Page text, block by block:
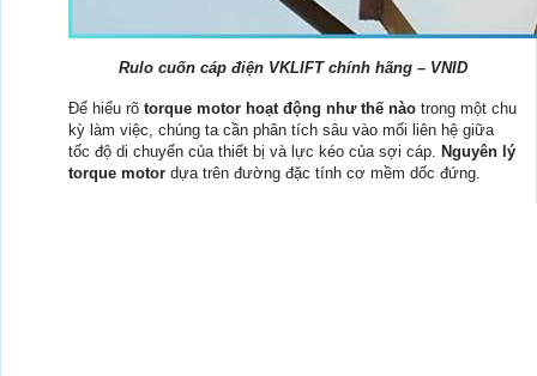
Rulo cuốn cáp điện VKLIFT chính hãng – VNID
Để hiểu rõ torque motor hoạt động như thế nào trong một chu
kỳ làm việc, chúng ta cần phân tích sâu vào mối liên hệ giữa
tốc độ di chuyển của thiết bị và lực kéo của sợi cáp. Nguyên lý
torque motor dựa trên đường đặc tính cơ mềm dốc đứng.